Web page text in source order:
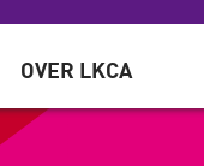
OVER LKCA